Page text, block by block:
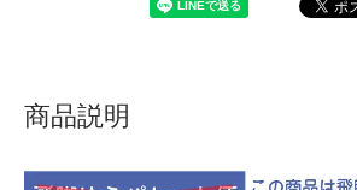
商品説明